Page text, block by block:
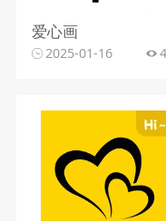
爱心画
2025-01-16